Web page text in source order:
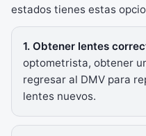
estados tienes estas
1. Obtener lentes
optometrista, obtener
regresar al DMV para
lentes nuevos.